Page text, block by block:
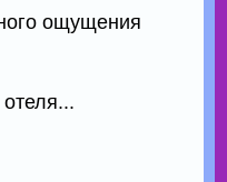
ощущения